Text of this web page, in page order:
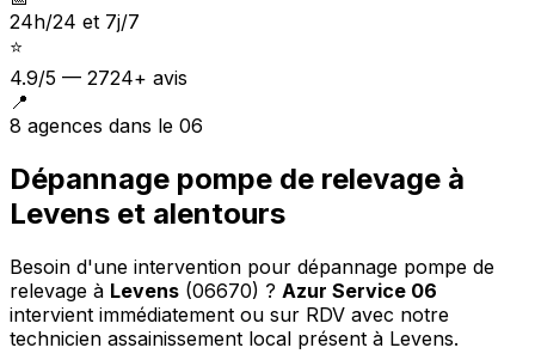
24h/24 et 7j/7
⭐
4.9/5 — 2724+ avis
📍
8 agences dans le 06
Dépannage pompe de relevage à
Levens et alentours
Besoin d'une intervention pour dépannage pompe de
relevage à Levens (06670) ? Azur Service 06
intervient immédiatement ou sur RDV avec notre
technicien assainissement local présent à Levens.